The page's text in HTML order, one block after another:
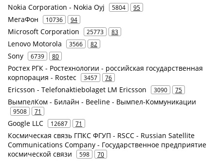
Nokia Corporation - Nokia Oyj 5804 95
МегаФон 10736 94
Microsoft Corporation 25773 83
Lenovo Motorola 3566 82
Sony 6739 80
Ростех РГК - Ростехнологии - российская государственная
корпорация - Rostec
3457 76
Ericsson - Telefonaktiebolaget LM Ericsson 3090 75
ВымпелКом - Билайн - Beeline - Вымпел-Коммуникации
9508 71
Google LLC 12687 71
Космическая связь ГПКС ФГУП - RSCC - Russian Satellite
Communications Company - Государственное предприятие
космической связи
598 70